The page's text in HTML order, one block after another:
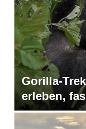
Gorilla-
erleben,